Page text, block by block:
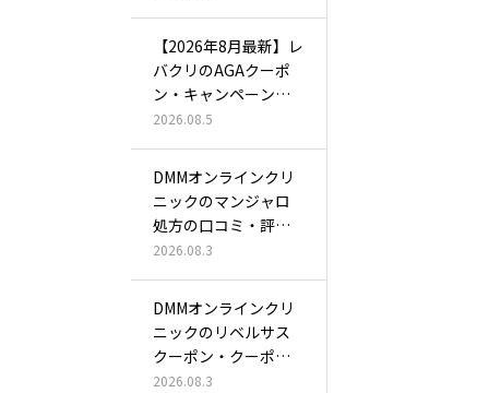
【2026年8月最新】レ
バクリのAGAクーポ
ン・キャンペーン
は？初…
2026.08.5
DMMオンラインクリ
ニックのマンジャロ
処方の口コミ・評判
は？2.5…
2026.08.3
DMMオンラインクリ
ニックのリベルサス
クーポン・クーポン
コード一覧…
2026.08.3